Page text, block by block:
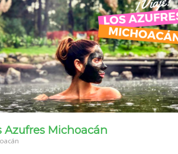
Azufres Michoacán